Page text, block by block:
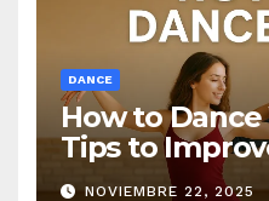
DANCE
How to Dance
Tips to
Dancing Skills
NOVIEMBRE 22, 2025